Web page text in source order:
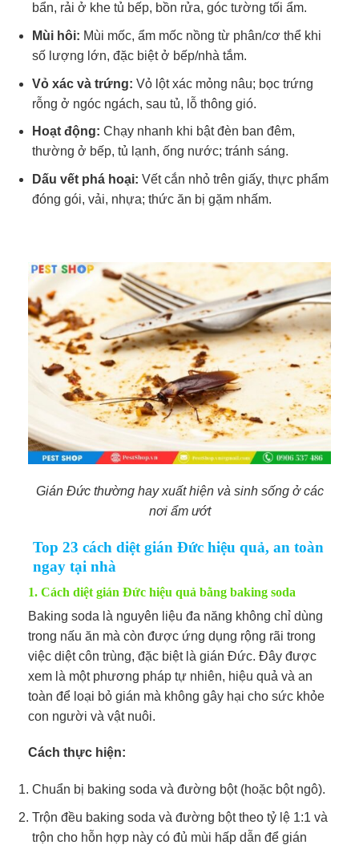
bẩn, rải ở khe tủ bếp, bồn rửa, góc tường tối ẩm.​​
Mùi hôi: Mùi mốc, ẩm mốc nồng từ phân/cơ thể khi
số lượng lớn, đặc biệt ở bếp/nhà tắm.​
Vỏ xác và trứng: Vỏ lột xác mỏng nâu; bọc trứng
rỗng ở ngóc ngách, sau tủ, lỗ thông gió.​​
Hoạt động: Chạy nhanh khi bật đèn ban đêm,
thường ở bếp, tủ lạnh, ống nước; tránh sáng.​
Dấu vết phá hoại: Vết cắn nhỏ trên giấy, thực phẩm
đóng gói, vải, nhựa; thức ăn bị gặm nhấm.​
Gián Đức thường hay xuất hiện và sinh sống ở các
nơi ẩm ướt
Top 23 cách diệt gián Đức hiệu quả, an toàn
ngay tại nhà
1. Cách diệt gián Đức hiệu quả bằng baking soda
Baking soda là nguyên liệu đa năng không chỉ dùng
trong nấu ăn mà còn được ứng dụng rộng rãi trong
việc diệt côn trùng, đặc biệt là gián Đức. Đây được
xem là một phương pháp tự nhiên, hiệu quả và an
toàn để loại bỏ gián mà không gây hại cho sức khỏe
con người và vật nuôi.
Cách thực hiện:
Chuẩn bị baking soda và đường bột (hoặc bột ngô).
Trộn đều baking soda và đường bột theo tỷ lệ 1:1 và
trộn cho hỗn hợp này có đủ mùi hấp dẫn để gián